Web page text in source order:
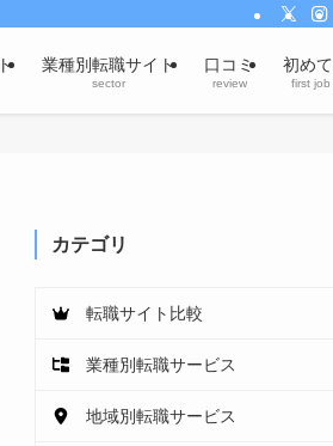
業種別転職サイト
sector
口コミ
review
初め
first
カテゴリ
転職サイト比較
業種別転職サービス
地域別転職サービス